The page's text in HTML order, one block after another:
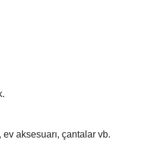
aksesuarı, çantalar vb.